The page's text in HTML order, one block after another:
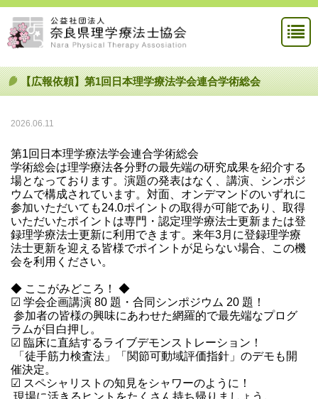
【広報依頼】第1回日本理学療法学会連合学術総会
2026.06.11
第1回日本理学療法学会連合学術総会
学術総会は理学療法各分野の最先端の研究成果を紹介する
場となっております。演題の発表はなく、講演、シンポジ
ウムで構成されています。対面、オンデマンドのいずれに
参加いただいても24.0ポイントの取得が可能であり、取得
いただいたポイントは専門・認定理学療法士更新または登
録理学療法士更新に利用できます。来年3月に登録理学療
法士更新を迎える皆様でポイントが足らない場合、この機
会を利用ください。
◆ ここがみどころ！ ◆
☑ 学会企画講演 80 題・合同シンポジウム 20 題！
参加者の皆様の興味にあわせた網羅的で最先端なプログ
ラムが目白押し。
☑ 臨床に直結するライブデモンストレーション！
「徒手筋力検査法」「関節可動域評価指針」のデモも開
催決定。
☑ スペシャリストの知見をシャワーのように！
現場に活きるヒントをたくさん持ち帰りましょう。